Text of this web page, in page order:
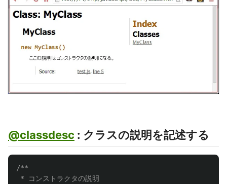
@classdesc : クラスの説明を記述する
/**
* コンストラクタの説明